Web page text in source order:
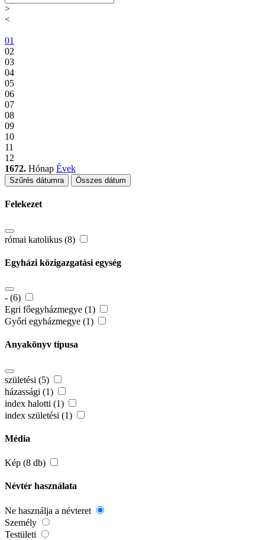
>
<
01
02
03
04
05
06
07
08
09
10
11
12
1672. Hónap Évek
Szűrés dátumra Összes dátum
Felekezet
római katolikus (8)
Egyházi közigazgatási egység
- (6)
Egri főegyházmegye (1)
Győri egyházmegye (1)
Anyakönyv típusa
születési (5)
házassági (1)
index halotti (1)
index születési (1)
Média
Kép (8 db)
Névtér használata
Ne használja a névteret
Személy
Testületi